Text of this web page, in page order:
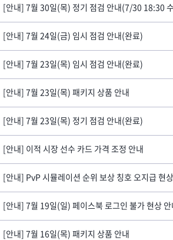
[안내] 7월 30일(목) 정기 점검 안내(7/30 18:30
[안내] 7월 24일(금) 임시 점검 안내(완료)
[안내] 7월 23일(목) 임시 점검 안내(완료)
[안내] 7월 23일(목) 패키지 상품 안내
[안내] 7월 23일(목) 정기 점검 안내(완료)
[안내] 이적 시장 선수 카드 가격 조정 안내
[안내] PvP 시뮬레이션 순위 보상 칭호 오지급 현
[안내] 7월 19일(일) 페이스북 로그인 불가 현상
[안내] 7월 16일(목) 패키지 상품 안내